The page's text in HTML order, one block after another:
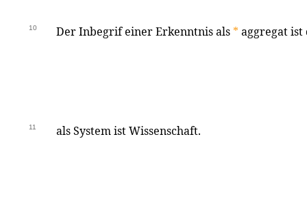
10 Der Inbegrif einer Erkenntnis als * aggregat ist
11 als System ist Wissenschaft.